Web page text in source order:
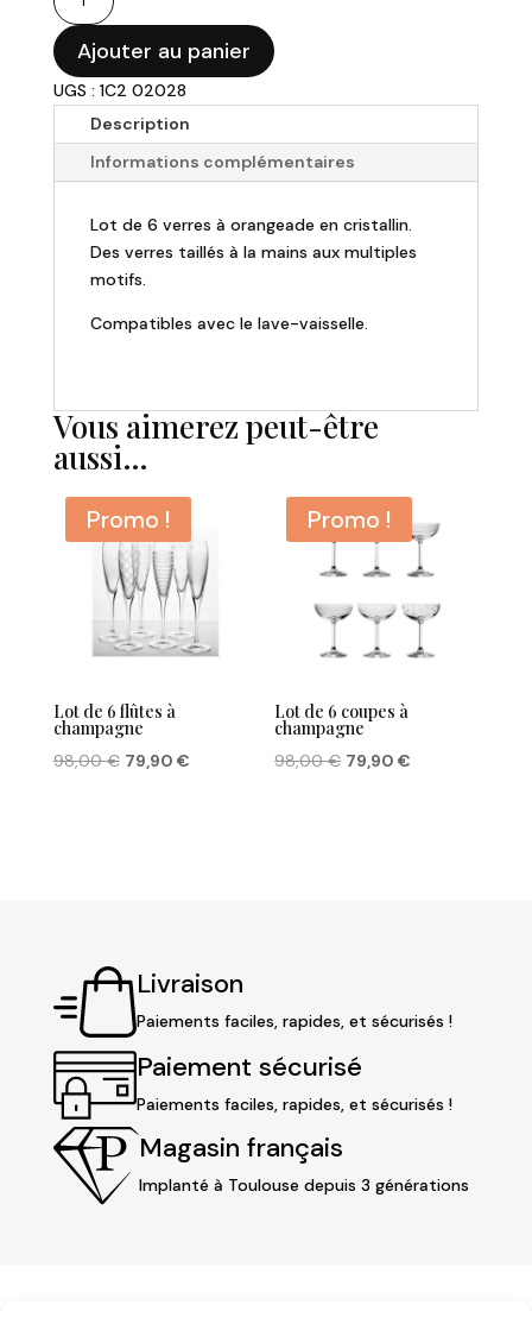
98,00 €.79,90 €.
de
Lot
de
6
verres
orangeade
Ajouter au panier
UGS : 1C2 02028
Description
Informations complémentaires
Lot de 6 verres à orangeade en cristallin.
Des verres taillés à la mains aux multiples
motifs.
Compatibles avec le lave-vaisselle.
Vous aimerez peut-être
aussi…
Promo !
Lot de 6 flûtes à
champagne
98,00€ Le
79,90 €Le
Promo !
Lot de 6 coupes à
champagne
98,00€ Le
79,90€
Livraison
Paiements faciles, rapides, et sécurisés !
Paiement sécurisé
Paiements faciles, rapides, et sécurisés !
Magasin français
Implanté à Toulouse depuis 3 générations